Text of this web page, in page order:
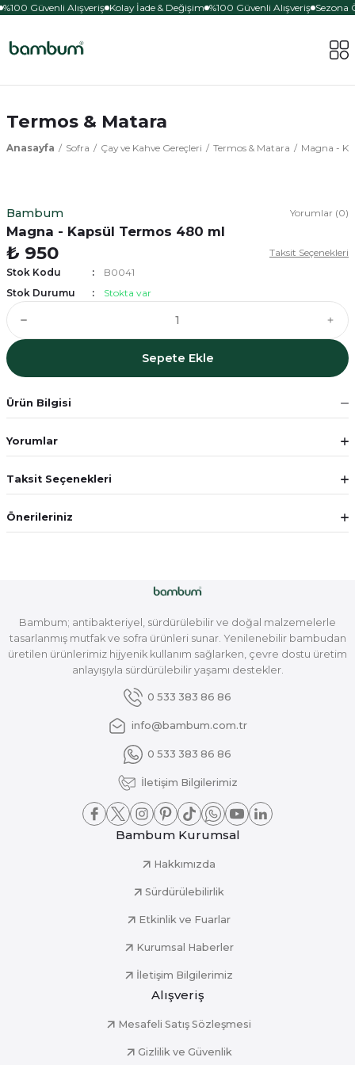
%100 Güvenli Alışveriş Kolay İade & Değişim %100 Güvenli Alışveriş Sezona
Termos & Matara
Anasayfa Sofra Çay ve Kahve Gereçleri Termos & Matara Magna -
Bambum Yorumlar (0)
Magna - Kapsül Termos 480 ml
₺ 950
Taksit Seçenekleri
Stok Kodu
B0041
Stok Durumu
Stokta var
Sepete Ekle
Ürün Bilgisi
Yorumlar
Taksit Seçenekleri
Önerileriniz
Bambum; antibakteriyel, sürdürülebilir ve doğal malzemelerle
tasarlanmış mutfak ve sofra ürünleri sunar. Yenilenebilir bambudan
üretilen ürünlerimiz hijyenik kullanım sağlarken, çevre dostu üretim
anlayışıyla sürdürülebilir yaşamı destekler.
0 533 383 86 86
info@bambum.com.tr
0 533 383 86 86
İletişim Bilgilerimiz
Bambum Kurumsal
Hakkımızda
Sürdürülebilirlik
Etkinlik ve Fuarlar
Kurumsal Haberler
İletişim Bilgilerimiz
Alışveriş
Mesafeli Satış Sözleşmesi
Gizlilik ve Güvenlik